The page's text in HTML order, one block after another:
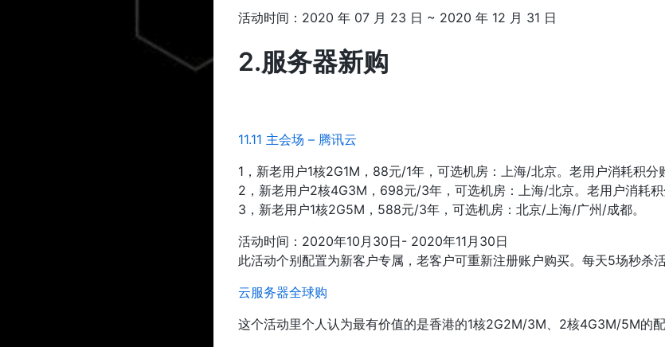
活动时间：2020 年 07 月 23 日 ~ 2020 年 12 月 31 日
2.服务器新购
11.11 主会场 – 腾讯云
1，新老用户1核2G1M，88元/1年，可选机房：上海/北京。老用户消耗积分
2，新老用户2核4G3M，698元/3年，可选机房：上海/北京。老用户消耗积
3，新老用户1核2G5M，588元/3年，可选机房：北京/上海/广州/成都。
活动时间：2020年10月30日- 2020年11月30日
此活动个别配置为新客户专属，老客户可重新注册账户购买。每天5场秒杀
云服务器全球购
这个活动里个人认为最有价值的是香港的1核2G2M/3M、2核4G3M/5M的配